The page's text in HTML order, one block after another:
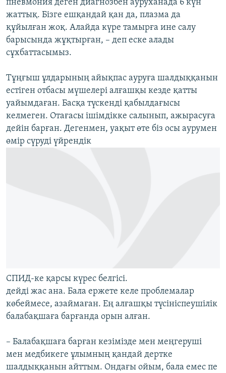
пневмония деген диагнозбен ауруханада 6 күн
жаттық. Бізге ешқандай қан да, плазма да
құйылған жоқ. Алайда күре тамырға ине салу
барысында жұқтырған, – деп еске алады
сұхбаттасымыз.
Тұңғыш ұлдарының айықпас ауруға шалдыққанын
естіген отбасы мүшелері алғашқы кезде қатты
уайымдаған. Басқа түскенді қабылдағысы
келмеген. Отағасы ішімдікке салынып, ажырасуға
дейін барған. Дегенмен, уақыт өте біз осы аурумен
өмір сүруді үйрендік
СПИД-ке қарсы күрес белгісі.
дейді жас ана. Бала ержете келе проблемалар
көбеймесе, азаймаған. Ең алғашқы түсініспеушілік
балабақшаға барғанда орын алған.
– Балабақшаға барған кезімізде мен меңгеруші
мен медбикеге ұлымның қандай дертке
шалдыққанын айттым. Ондағы ойым, бала емес пе